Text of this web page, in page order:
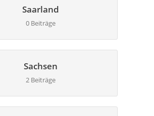
Saarland
0 Beiträge
Sachsen
2 Beiträge